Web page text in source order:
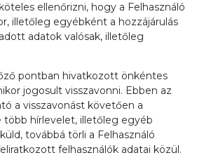
ellenőrizni, hogy a Felhasználó
illetőleg egyébként a hozzájárulás
adatok valósak, illetőleg
pontban hivatkozott önkéntes
jogosult visszavonni. Ebben az
a visszavonást követően a
több hírlevelet, illetőleg egyéb
továbbá törli a Felhasználó
felhasználók adatai közül.